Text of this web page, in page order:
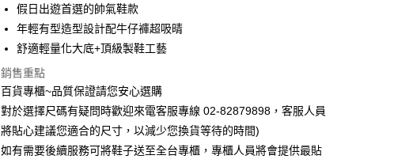
運送方式
宅配
每筆NT$90，滿NT$1,000(含以上)免運費
假日出遊首選的帥氣鞋款
年輕有型造型設計配牛仔褲超吸晴
舒適輕量化大底+頂級製鞋工藝
銷售重點
百貨專櫃~品質保證請您安心選購
對於選擇尺碼有疑問時歡迎來電客服專線 02-82879898，客服人員
將貼心建議您適合的尺寸，以減少您換貨等待的時間)
如有需要後續服務可將鞋子送至全台專櫃，專櫃人員將會提供最貼